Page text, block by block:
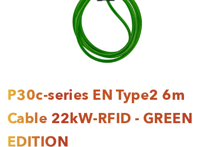
P30c-series EN Type2 6m
Cable 22kW-RFID - GREEN
EDITION